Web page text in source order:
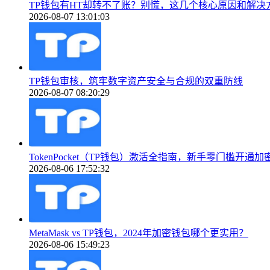
TP钱包有HT却转不了账？别慌，这几个核心原因和解决
2026-08-07 13:01:03
TP钱包审核，筑牢数字资产安全与合规的双重防线
2026-08-07 08:20:29
TokenPocket（TP钱包）激活全指南，新手零门槛开通加
2026-08-06 17:52:32
MetaMask vs TP钱包，2024年加密钱包哪个更实用？
2026-08-06 15:49:23